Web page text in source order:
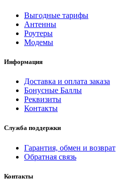
Выгодные тарифы
Антенны
Роутеры
Модемы
Информация
Доставка и оплата заказа
Бонусные Баллы
Реквизиты
Контакты
Служба поддержки
Гарантия, обмен и возврат
Обратная связь
Контакты